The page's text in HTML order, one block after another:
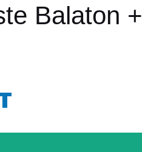
Balaton +